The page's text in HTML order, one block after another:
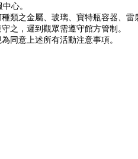
心。
類之金屬、玻璃、寶特瓶容器、
之，遲到觀眾需遵守館方管制。
同意上述所有活動注意事項 。